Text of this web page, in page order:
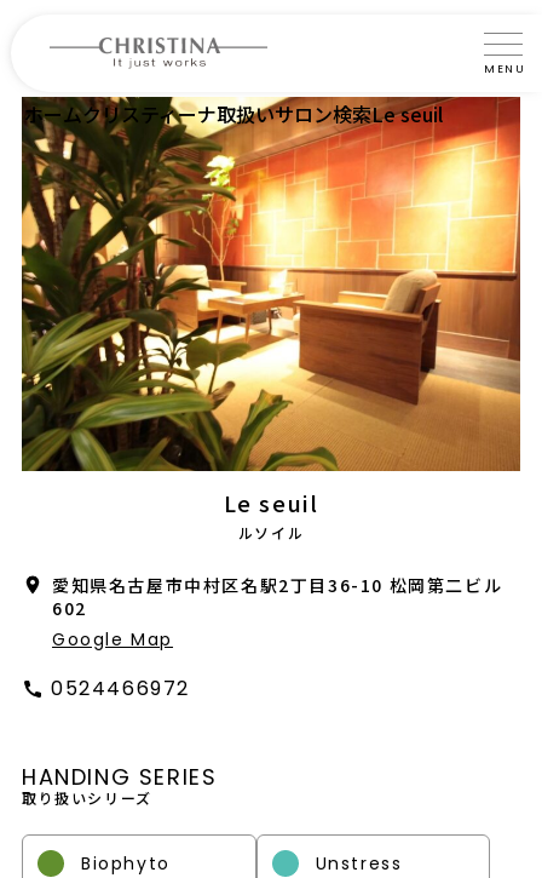
MENU
クリスティーナについて
製品について
製品の使い方
サロントリートメント
サロン検索
よくあるご質問
認定インストラクター・トレーナー紹介
採用情報
プライバシーポリシー
ホームクリスティーナ取扱いサロン検索Le seuil
Le seuil
ルソイル
愛知県名古屋市中村区名駅2丁目36-10 松岡第二ビル
602
Google Map
0524466972
HANDING SERIES
取り扱いシリーズ
Biophyto Unstress